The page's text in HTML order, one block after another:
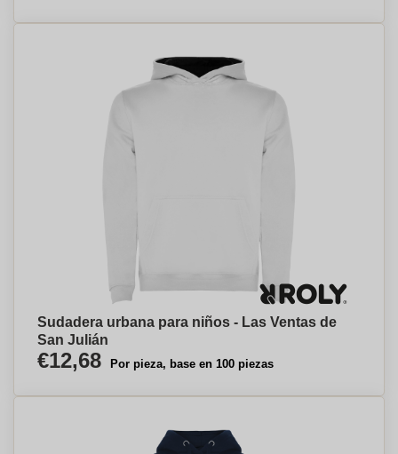
Sudadera urbana para niños - Las Ventas de
San Julián
€12,68 Por pieza, base en 100 piezas